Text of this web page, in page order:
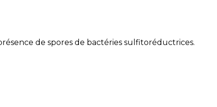
de spores de bactéries sulfitoréductrices.